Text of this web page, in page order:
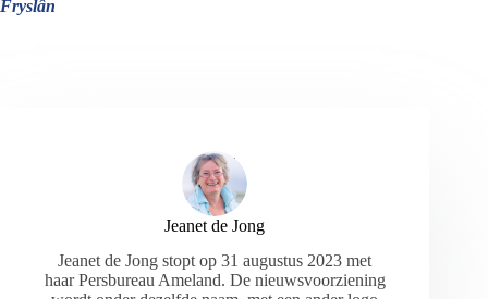
Fryslân
Jeanet de Jong
Jeanet de Jong stopt op 31 augustus 2023 met
haar Persbureau Ameland. De nieuwsvoorziening